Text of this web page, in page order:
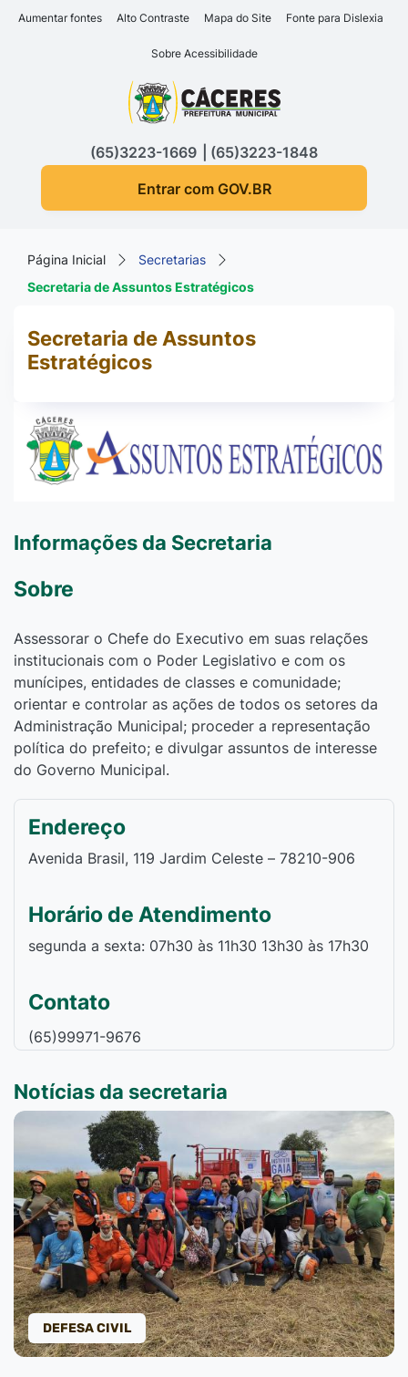
Seção de atalhos e links
Ir para o conteúdo [alt+1]
Ir para o rodapé [alt+4]
Aumentar fontes Alto Contraste Mapa do Site Fonte para Dislexia
Sobre Acessibilidade
Seção do menu principal
(65)3223-1669
(65)3223-1848
Entrar com GOV.BR
Página Inicial
Secretarias
Secretaria de Assuntos Estratégicos
Secretaria de Assuntos
Estratégicos
Informações da Secretaria
Sobre
Assessorar o Chefe do Executivo em suas relações
institucionais com o Poder Legislativo e com os
munícipes, entidades de classes e comunidade;
orientar e controlar as ações de todos os setores da
Administração Municipal; proceder a representação
política do prefeito; e divulgar assuntos de interesse
do Governo Municipal.
Endereço
Avenida Brasil, 119 Jardim Celeste – 78210-906
Horário de Atendimento
segunda a sexta: 07h30 às 11h30 13h30 às 17h30
Contato
(65)99971-9676
Notícias da secretaria
DEFESA CIVIL